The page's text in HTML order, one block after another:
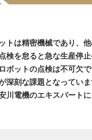
トは精密機械であり、
検を怠ると急な生産停
ボットの点検は不可欠
深刻な課題となってい
川電機のエキスパート